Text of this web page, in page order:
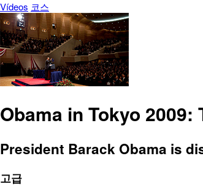
Vídeos 코스
Obama in Tokyo
President Barack Obama is
고급